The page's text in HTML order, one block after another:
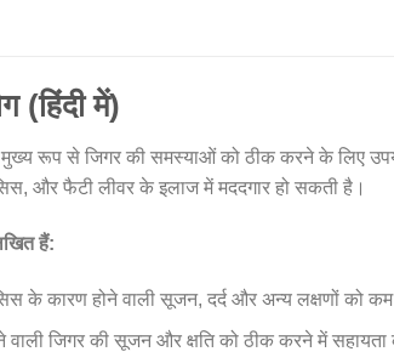
(हिंदी में)
रूप से जिगर की समस्याओं को ठीक करने के लिए
और फैटी लीवर के इलाज में मददगार हो सकती है।
हैं:
के कारण होने वाली सूजन, दर्द और अन्य लक्षणों को
वाली जिगर की सूजन और क्षति को ठीक करने में